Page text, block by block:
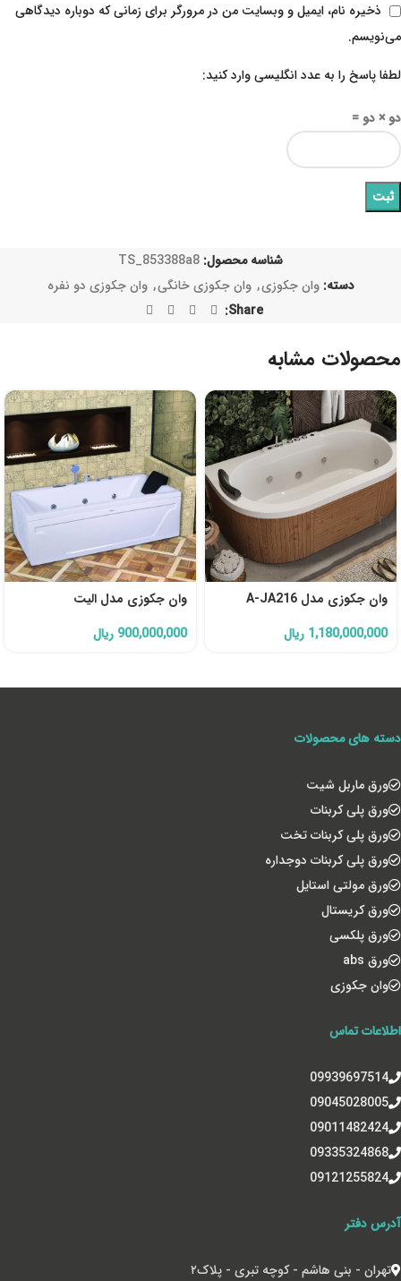
ذخیره نام، ایمیل و وبسایت من در مرورگر برای زمانی که دوباره دیدگاهی
می‌نویسم.
لطفا پاسخ را به عدد انگلیسی وارد کنید:
دو × دو =
شناسه محصول: TS_853388a8
دسته: وان جکوزی, وان جکوزی خانگی, وان جکوزی دو نفره
Share:
محصولات مشابه
وان جکوزی مدل A-JA216
1,180,000,000 ریال
وان جکوزی مدل الیت
900,000,000 ریال
دسته های محصولات
ورق ماربل شیت
ورق پلی کربنات
ورق پلی کربنات تخت
ورق پلی کربنات دوجداره
ورق مولتی استایل
ورق کریستال
ورق پلکسی
ورق abs
وان جکوزی
اطلاعات تماس
09939697514
09045028005
09011482424
09335324868
09121255824
آدرس دفتر
تهران - بنی هاشم - کوچه تبری - پلاک‌۲